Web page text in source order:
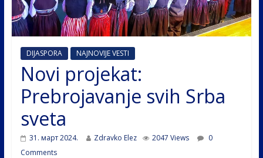
DIJASPORA NAJNOVIJE VESTI
Novi projekat:
Prebrojavanje svih Srba
sveta
31. март 2024. Zdravko Elez 2047 Views
0
Comments